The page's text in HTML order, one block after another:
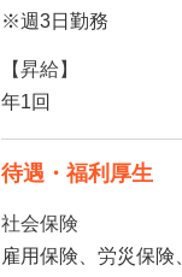
※週3日勤務
【昇給】
年1回
待遇・福利厚生
社会保険
雇用保険、労災保